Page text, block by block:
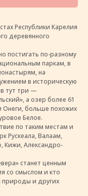
Республики Карелия
деревянного
постигать по-разному
паркам, в
на
в историческую
тут три —
а озер более 61
Онеги, больше похожих
Белое.
по таким местам и
Рускеала, Валаам,
Кижи, Александро-
станет ценным
со смыслом и кто
природы и других